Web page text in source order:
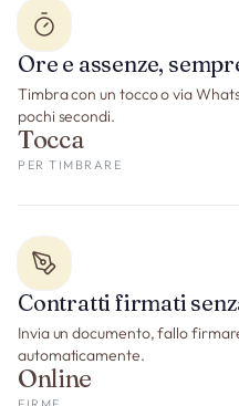
Ore e assenze,
Timbra con un tocco o via
pochi secondi.
Tocca
PER TIMBRARE
Contratti firmati
Invia un documento, fallo
automaticamente.
Online